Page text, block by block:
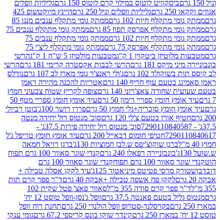
ביסקוויט לוטוס במילוי קרם לוטוס 150 גרם
גליליות וופלים
גרם
גליליות וופלים וניל 250 גרם
היינץ מיוקטשופ 425
מתקלף חיות 102 גרם
ממתק גומי מתקלף ענבים מנגו 85
מתקלף אפרסק תפוז 85 גרם
ממתק גומי מתקלף ענבים 75
מתקלף חיות 102 גרם
ממתק גומי מתקלף ענבים 75
מתקלף אפרסק 75 גרם
ממתק גומי מתקלף ליצ'י 75
ביטקוין 1 ק"ג
מטבעות מולטיזן 5 ש"ח 1 ק"ג
הרשי
מיקס 181 גרם
הרשי לבבות אקסטרה קרימי 181 גרם
הרשי
102 גרם
ג'ולי ראנצ'ר גומי מארז לב 107 גרם
נודלס
עוף חריף 140 גרם
אטריות להכנה מהירה ראמן
שחורה צאצ'רוני 140 גרם
צופה לקריץ שטוח צבעוני חמוץ
חומץ ספריי רימון 50 גרם
עיד אומץ חומץ ספריי מטף 50
חומץ סוכריה+גלי חמוץ 50 גרם
פררו רושר 100ג'
בוטן רביולי
אורז בטעם צ'לי 120 גרם
סוכ' מנטוס רול יחידה מנטה
סוכ' מנטוס רול יחידה פירות 37.5ג' -
חטיפי חומוס דבאייל 200 גרם
עיד אומץ חומץ טריפל ג'ל
ברגן שוקוצ'יפס ש.לבן חמוציות 130ג'
ברגן רויאל חמאה
בונבוניירה רפאלו 240 גרם
קנדי שוגר סאוור 100 גרם תפוח
100 גרם תפוח
קנדי שוגר סאוור 100 גרם
מרסי פטיטס מיניאטור 125ג'
עיד לקקן אסלה טבילה +
לקקן פח אשפה טבילה +אבקה 40 גרם
ד"ר פפר קרם תות
פפר קרם סודה 355 מ"ל
סאוור פאצ' פטל שקית 102
בטעם פאנטה 37.5 גרם
וופל ג'נסן-וופל טוסט 12 יח'
בקרסלנד-סטרופ וופל הולנדי 250 גרם
תחנת רוח וופל
קינדר שוקו בונס קריספי 67.2 גרם
גומי ענקי